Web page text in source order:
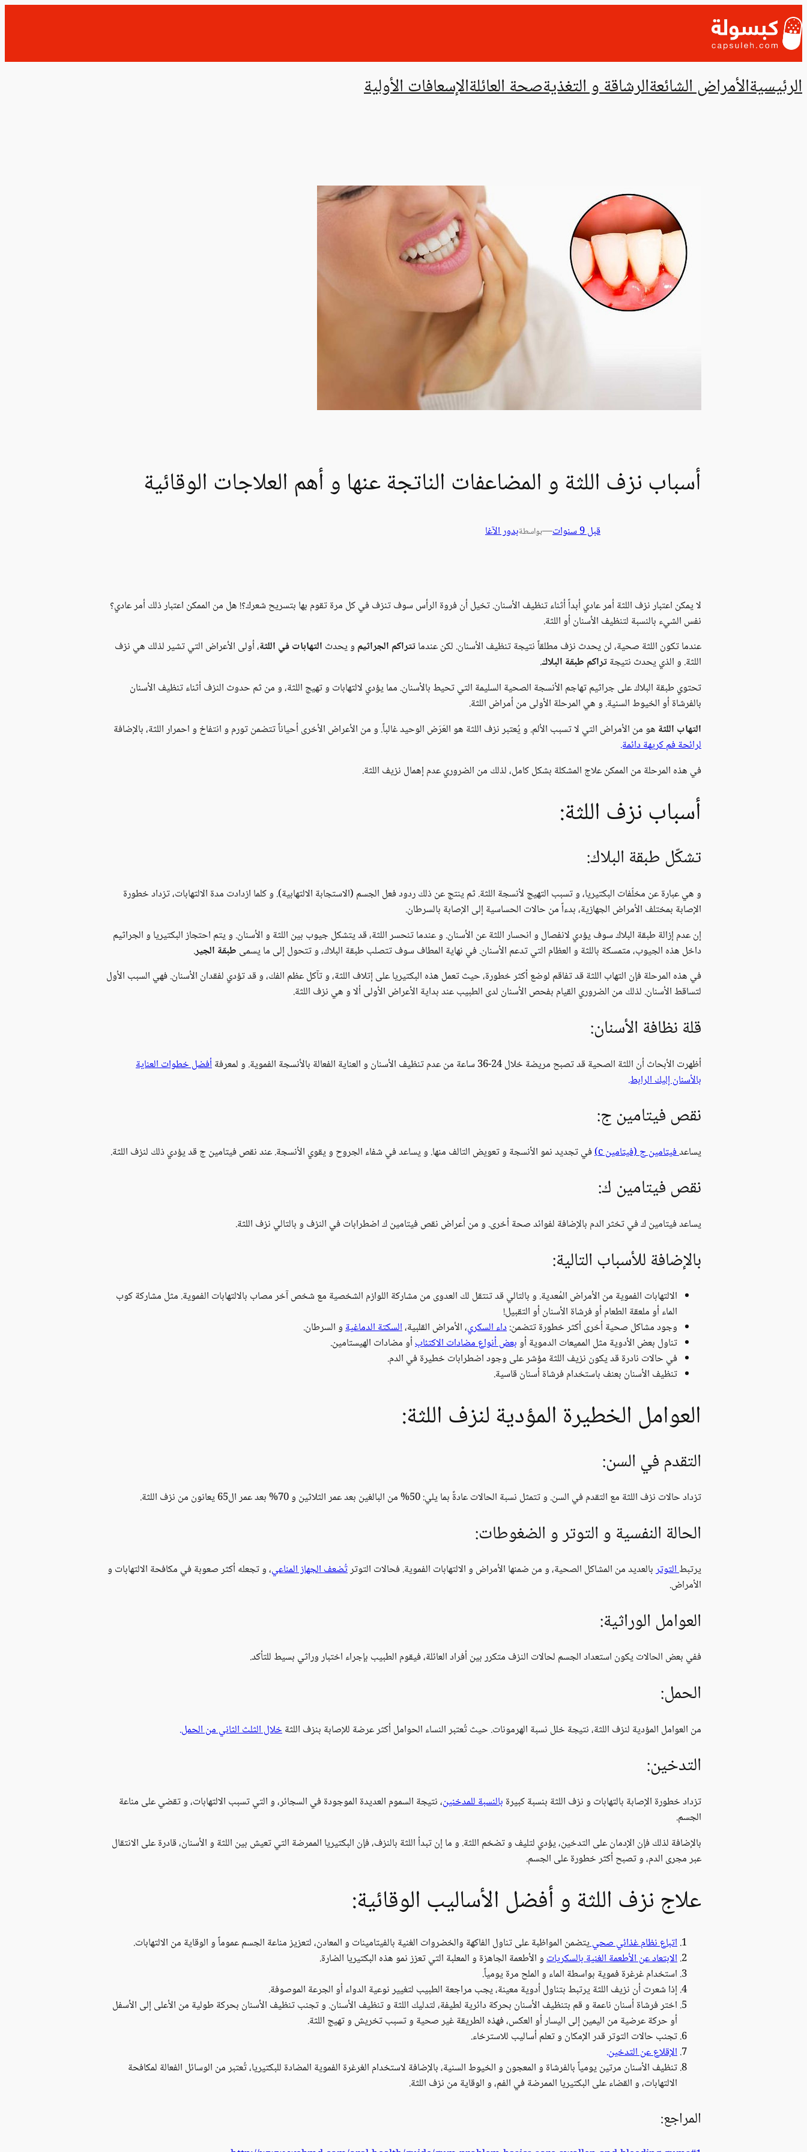
إلى
المحتوى
الرئيسيةالأمراض الشائعةالرشاقة و التغذيةصحة العائلةالإسعافات الأولية
أسباب نزف اللثة و المضاعفات الناتجة عنها و أهم العلاجات الوقائية
قبل 9 سنوات —بواسطةبدور الآغا
لا يمكن اعتبار نزف اللثة أمر عادي أبداً أثناء تنظيف الأسنان. تخيل أن فروة الرأس سوف تنزف في كل مرة تقوم بها بتسريح شعرك؟! هل من الممكن اعتبار ذلك أمر عادي؟
نفس الشيء بالنسبة لتنظيف الأسنان أو اللثة.
عندما تكون اللثة صحية، لن يحدث نزف مطلقاً نتيجة تنظيف الأسنان. لكن عندماتتراكم الجراثيم و يحدث التهابات في اللثة، أولى الأعراض التي تشير لذلك هي نزف
اللثة. و الذي يحدث نتيجةتراكم طبقة البلاك.
تحتوي طبقة البلاك على جراثيم تهاجم الأنسجة الصحية السليمة التي تحيط بالأسنان. مما يؤدي لالتهابات و تهيج اللثة، و من ثم حدوث النزف أثناء تنظيف الأسنان
بالفرشاة أو الخيوط السنية. و هي المرحلة الأولى من أمراض اللثة.
التهاب اللثة هو من الأمراض التي لا تسبب الألم. و يُعتبر نزف اللثة هو العَرَض الوحيد غالباً. و من الأعراض الأخرى أحياناً تتضمن تورم و انتفاخ و احمرار اللثة، بالإضافة
لرائحة فم كريهة دائمة.
في هذه المرحلة من الممكن علاج المشكلة بشكل كامل، لذلك من الضروري عدم إهمال نزيف اللثة.
أسباب نزف اللثة:
تشكّل طبقة البلاك:
و هي عبارة عن مخلّفات البكتيريا، و تسبب التهيج لأنسجة اللثة. ثم ينتج عن ذلك ردود فعل الجسم (الاستجابة الالتهابية). و كلما ازدادت مدة الالتهابات، تزداد خطورة
الإصابة بمختلف الأمراض الجهازية، بدءاً من حالات الحساسية إلى الإصابة بالسرطان.
إن عدم إزالة طبقة البلاك سوف يؤدي لانفصال و انحسار اللثة عن الأسنان. و عندما تنحسر اللثة، قد يتشكل جيوب بين اللثة و الأسنان. و يتم احتجاز البكتيريا و الجراثيم
داخل هذه الجيوب، متمسكة باللثة و العظام التي تدعم الأسنان. في نهاية المطاف سوف تتصلب طبقة البلاك، و تتحول إلى ما يسمى طبقة الجير.
في هذه المرحلة فإن التهاب اللثة قد تفاقم لوضع أكثر خطورة، حيث تعمل هذه البكتيريا على إتلاف اللثة، و تآكل عظم الفك، و قد تؤدي لفقدان الأسنان. فهي السبب الأول
لتساقط الأسنان. لذلك من الضروري القيام بفحص الأسنان لدى الطبيب عند بداية الأعراض الأولى ألا و هي نزف اللثة.
قلة نظافة الأسنان:
أظهرت الأبحاث أن اللثة الصحية قد تصبح مريضة خلال 24-36 ساعة من عدم تنظيف الأسنان و العناية الفعالة بالأنسجة الفموية. و لمعرفة
أفضل خطوات العناية
بالأسنان إليك الرابط.
نقص فيتامين ج:
يساعدفيتامين ج (فيتامين c) في تجديد نمو الأنسجة و تعويض التالف منها. و يساعد في شفاء الجروح و يقوي الأنسجة. عند نقص فيتامين ج قد يؤدي ذلك لنزف اللثة.
نقص فيتامين ك:
يساعد فيتامين ك في تخثر الدم بالإضافة لفوائد صحة أخرى. و من أعراض نقص فيتامين ك اضطرابات في النزف و بالتالي نزف اللثة.
بالإضافة للأسباب التالية:
الالتهابات الفموية من الأمراض المُعدية. و بالتالي قد تنتقل لك العدوى من مشاركة اللوازم الشخصية مع شخص آخر مصاب بالالتهابات الفموية. مثل مشاركة كوب
الماء أو ملعقة الطعام أو فرشاة الأسنان أو التقبيل!
وجود مشاكل صحية أخرى أكثر خطورة تتضمن:داء السكري، الأمراض القلبية،السكتة الدماغيةو السرطان.
تناول بعض الأدوية مثل المميعات الدموية أوبعض أنواع مضادات الاكتئابأو مضادات الهيستامين.
في حالات نادرة قد يكون نزيف اللثة مؤشر على وجود اضطرابات خطيرة في الدم.
تنظيف الأسنان بعنف باستخدام فرشاة أسنان قاسية.
العوامل الخطيرة المؤدية لنزف اللثة:
التقدم في السن:
تزداد حالات نزف اللثة مع التقدم في السن. و تتمثل نسبة الحالات عادةً بما يلي: 50% من البالغين بعد عمر الثلاثين و 70% بعد عمر ال65 يعانون من نزف اللثة.
الحالة النفسية و التوتر و الضغوطات:
يرتبطالتوتربالعديد من المشاكل الصحية، و من ضمنها الأمراض و الالتهابات الفموية. فحالات التوترتُضعف الجهاز المناعي، و تجعله أكثر صعوبة في مكافحة الالتهابات و
الأمراض.
العوامل الوراثية:
ففي بعض الحالات يكون استعداد الجسم لحالات النزف متكرر بين أفراد العائلة، فيقوم الطبيب بإجراء اختبار وراثي بسيط للتأكد.
الحمل:
من العوامل المؤدية لنزف اللثة، نتيجة خلل نسبة الهرمونات. حيث تُعتبر النساء الحوامل أكثر عرضة للإصابة بنزف اللثةخلال الثلث الثاني من الحمل.
التدخين:
تزداد خطورة الإصابة بالتهابات و نزف اللثة بنسبة كبيرة بالنسبة للمدخنين، نتيجة السموم العديدة الموجودة في السجائر، و التي تسبب الالتهابات، و تقضي على مناعة
الجسم.
بالإضافة لذلك فإن الإدمان على التدخين، يؤدي لتليف و تضخم اللثة. و ما إن تبدأ اللثة بالنزف، فإن البكتيريا الممرضة التي تعيش بين اللثة و الأسنان، قادرة على الانتقال
عبر مجرى الدم، و تصبح أكثر خطورة على الجسم.
علاج نزف اللثة و أفضل الأساليب الوقائية:
اتباع نظام غذائي صحييتضمن المواظبة على تناول الفاكهة والخضروات الغنية بالفيتامينات و المعادن، لتعزيز مناعة الجسم عموماً و الوقاية من الالتهابات.
الابتعاد عن الأطعمة الغنية بالسكرياتو الأطعمة الجاهزة و المعلبة التي تعزز نمو هذه البكتيريا الضارة.
استخدام غرغرة فموية بواسطة الماء و الملح مرة يومياً.
إذا شعرت أن نزيف اللثة يرتبط بتناول أدوية معينة، يجب مراجعة الطبيب لتغيير نوعية الدواء أو الجرعة الموصوفة.
اختر فرشاة أسنان ناعمة و قم بتنظيف الأسنان بحركة دائرية لطيفة، لتدليك اللثة و تنظيف الأسنان. و تجنب تنظيف الأسنان بحركة طولية من الأعلى إلى الأسفل
أو حركة عرضية من اليمين إلى اليسار أو العكس، فهذه الطريقة غير صحية و تسبب تخريش و تهيج اللثة.
تجنب حالات التوتر قدر الإمكان و تعلم أساليب للاسترخاء.
الإقلاع عن التدخين.
تنظيف الأسنان مرتين يومياً بالفرشاة و المعجون و الخيوط السنية، بالإضافة لاستخدام الغرغرة الفموية المضادة للبكتيريا، تُعتبر من الوسائل الفعالة لمكافحة
الالتهابات، و القضاء على البكتيريا الممرضة في الفم، و الوقاية من نزف اللثة.
المراجع: